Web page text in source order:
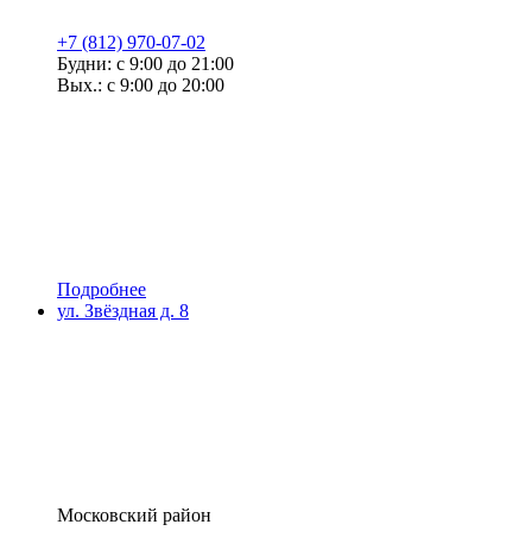
+7 (812) 970-07-02
Будни: с 9:00 до 21:00
Вых.: с 9:00 до 20:00
Подробнее
ул. Звёздная д. 8
Московский район